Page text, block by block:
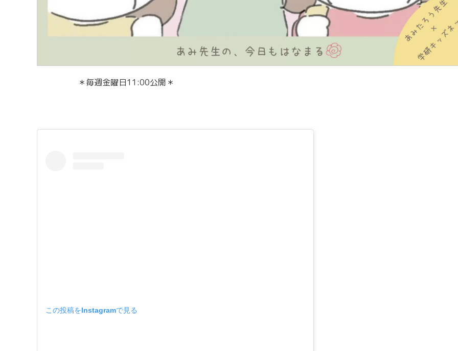
＊毎週金曜日11:00公開＊
この投稿をInstagramで見る